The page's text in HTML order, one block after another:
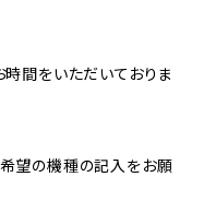
間をいただいておりま
望の機種の記入をお願